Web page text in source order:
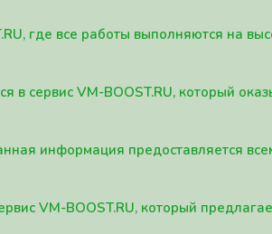
где все работы выполняются на
в сервис VM-BOOST.RU, который
информация предоставляется
VM-BOOST.RU, который